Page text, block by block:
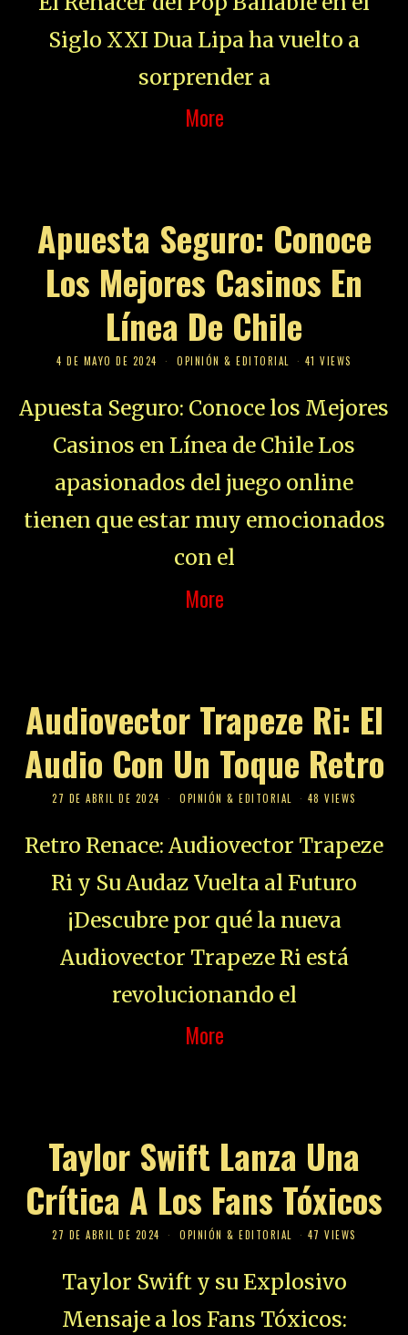
Siglo XXI Dua Lipa ha vuelto a
sorprender a
More
Apuesta Seguro: Conoce
Los Mejores Casinos En
Línea De Chile
4 DE MAYO DE 2024 OPINIÓN & EDITORIAL 41 VIEWS
Apuesta Seguro: Conoce los Mejores
Casinos en Línea de Chile Los
apasionados del juego online
tienen que estar muy emocionados
con el
More
Audiovector Trapeze Ri: El
Audio Con Un Toque Retro
27 DE ABRIL DE 2024 OPINIÓN & EDITORIAL 48 VIEWS
Retro Renace: Audiovector Trapeze
Ri y Su Audaz Vuelta al Futuro
¡Descubre por qué la nueva
Audiovector Trapeze Ri está
revolucionando el
More
Taylor Swift Lanza Una
Crítica A Los Fans Tóxicos
27 DE ABRIL DE 2024 OPINIÓN & EDITORIAL 47 VIEWS
Taylor Swift y su Explosivo
Mensaje a los Fans Tóxicos: